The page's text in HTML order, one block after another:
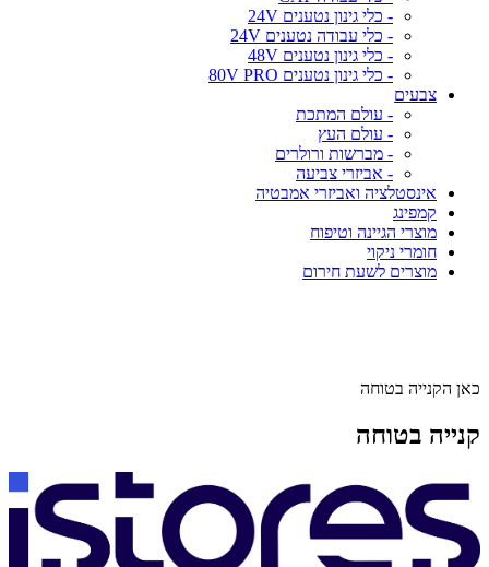
- כלי גינון נטענים 24V
- כלי עבודה נטענים 24V
- כלי גינון נטענים 48V
- כלי גינון נטענים 80V PRO
צבעים
- עולם המתכת
- עולם העץ
- מברשות ורולרים
- אביזרי צביעה
אינסטלציה ואביזרי אמבטיה
קמפינג
מוצרי הגיינה וטיפוח
חומרי ניקוי
מוצרים לשעת חירום
כאן הקנייה בטוחה
קנייה בטוחה